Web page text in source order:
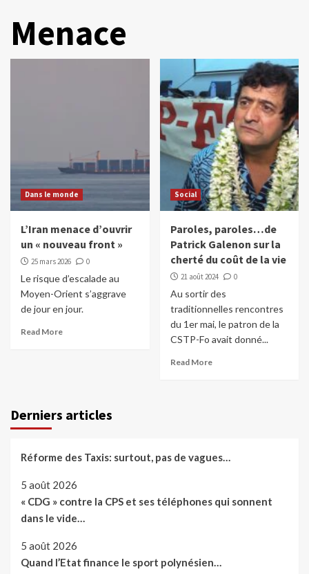
Menace
Dans le monde
L’Iran menace d’ouvrir
un « nouveau front »
25 mars 2026 0
Le risque d’escalade au
Moyen-Orient s’aggrave
de jour en jour.
Read More
Social
Paroles, paroles…de
Patrick Galenon sur la
cherté du coût de la vie
21 août 2024 0
Au sortir des
traditionnelles rencontres
du 1er mai, le patron de la
CSTP-Fo avait donné...
Read More
Derniers articles
Réforme des Taxis: surtout, pas de vagues…
5 août 2026
« CDG » contre la CPS et ses téléphones qui sonnent
dans le vide…
5 août 2026
Quand l’Etat finance le sport polynésien…